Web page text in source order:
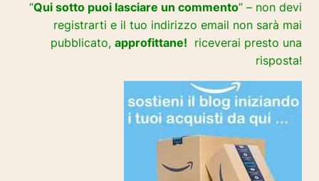
“Qui sotto puoi lasciare un commento” – non devi
registrarti e il tuo indirizzo email non sarà mai
pubblicato, approfittane! riceverai presto una
risposta!